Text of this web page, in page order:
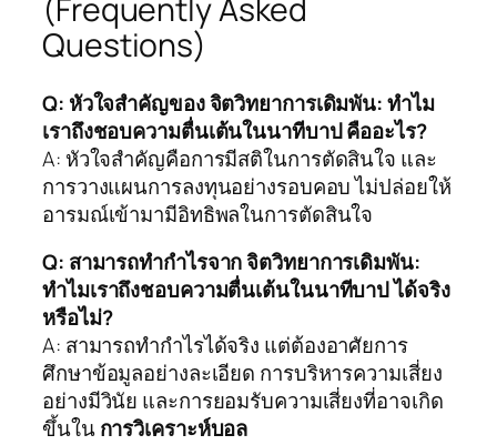
(Frequently Asked
Questions)
Q: หัวใจสำคัญของ จิตวิทยาการเดิมพัน: ทำไม
เราถึงชอบความตื่นเต้นในนาทีบาป คืออะไร?
A: หัวใจสำคัญคือการมีสติในการตัดสินใจ และ
การวางแผนการลงทุนอย่างรอบคอบ ไม่ปล่อยให้
อารมณ์เข้ามามีอิทธิพลในการตัดสินใจ
Q: สามารถทำกำไรจาก จิตวิทยาการเดิมพัน:
ทำไมเราถึงชอบความตื่นเต้นในนาทีบาป ได้จริง
หรือไม่?
A: สามารถทำกำไรได้จริง แต่ต้องอาศัยการ
ศึกษาข้อมูลอย่างละเอียด การบริหารความเสี่ยง
อย่างมีวินัย และการยอมรับความเสี่ยงที่อาจเกิด
ขึ้นในการวิเคราะห์บอล